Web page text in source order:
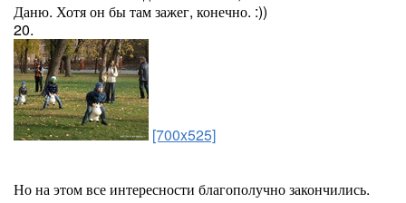
Даню. Хотя он бы там зажег, конечно. :))
20.
[700x525]
Но на этом все интересности благополучно закончились.